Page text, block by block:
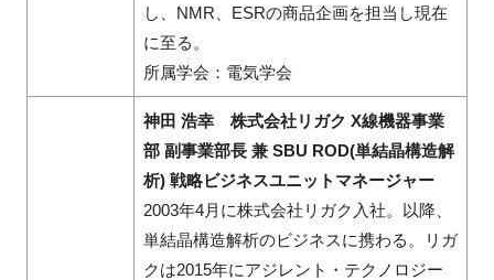
し、NMR、ESRの商品企画を担当し現在
に至る。
所属学会：電気学会
神田 浩幸 株式会社リガク X線機器事業
部 副事業部長 兼 SBU ROD(単結晶構造解
析) 戦略ビジネスユニットマネージャー
2003年4月に株式会社リガク入社。以降、
単結晶構造解析のビジネスに携わる。リガ
クは2015年にアジレント・テクノロジー